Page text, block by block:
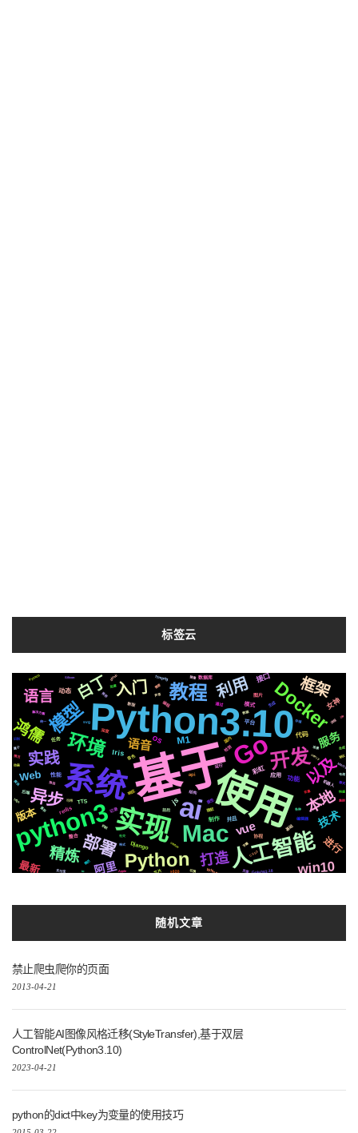
标签云
基于使用
Python3.10
系统
ai
实现
Go
python3 Mac人工智能
开发
环境
教程
Python
模型 Docker
异步
部署
实践
入门
以及
利用
本地
白丁
鸿儒
精炼
语言 框架
打造 win10
语音
vue
服务
技术
阿里
最新
版本
Web
进行
M1
js
Iris
女神
接口
彩虹
功能
代码
动态
OS
制作 并且
应用
TTS
Django
平台
redis
性能
模式
任务
协程
api
图片
数据库
整合
生成
结构
运行
音色
响应
ffmpeg
原生
芯片
前后
检测
编辑器
基础
2020
微软
国内
后端
机器人
Whisper
深度
记录
编程 通过
新版
svg
Golang1.18
可用
声音
机制
社交
数据
centos
推送
需要
解决方案
格式 字幕
变量
推荐
celery
场景
阻塞
镜像
Apple
各种
存储
Silicon
遇到
统一
CSS3
github
切换
动画
爬虫
属于
情况 协议
io
聊天
合成
页面
https
Pytorch
MacOs
支付宝
简历
快速
布局
识别
集群
流程
迁移
随机文章
禁止爬虫爬你的页面
2013-04-21
人工智能AI图像风格迁移(StyleTransfer),基于双层
ControlNet(Python3.10)
2023-04-21
python的dict中key为变量的使用技巧